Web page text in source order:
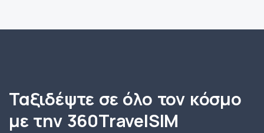
Ταξιδέψτε σε όλο τον κόσμο
με την 360TravelSIM